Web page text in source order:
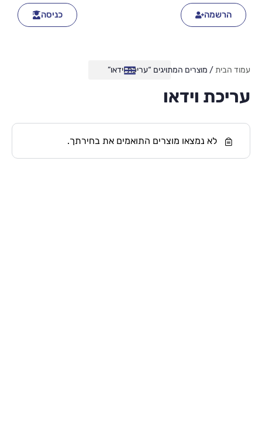
הרשמה כניסה
עמוד הבית/ מוצרים המתויגים “עריכת וידאו”
עריכת וידאו
לא נמצאו מוצרים התואמים את בחירתך.